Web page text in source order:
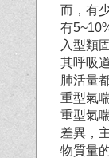
而，有
有
入型類
其呼吸
肺活量
重型氣
重型氣
差異，
物質量